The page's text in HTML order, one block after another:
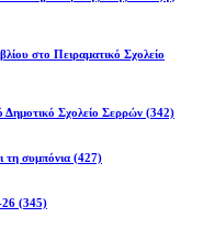
στο Πειραματικό Σχολείο
Δημοτικό Σχολείο Σερρών (342)
τη συμπόνια (427)
26 (345)